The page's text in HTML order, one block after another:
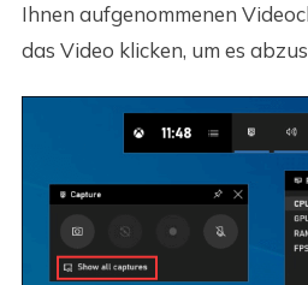
Ihnen aufgenommenen
das Video klicken, um es